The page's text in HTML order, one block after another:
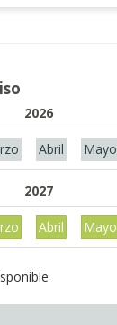
2026
Abril Mayo
2027
Abril Mayo